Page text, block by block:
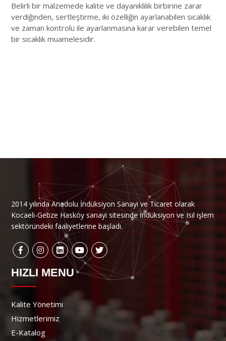
Belirli bir malzemede kalite ve dayanıklılık birbirine zarar
verdiğinden, sertleştirme, iki özelliğin ayarlanabilen sıcaklık
ve zaman kontrolü ile ayarlanmasına karar verebilen temel
bir sıcaklık muamelesidir.
2014 yılında Anadolu İndüksiyon Sanayi ve Ticaret olarak
Kocaeli-Gebze Hasköy sanayi sitesinde İndüksiyon ve Isıl işlem
sektöründeki faaliyetlerine başladı.
HIZLI MENU
Kalite Yönetimi
Hizmetlerimiz
E-Katalog